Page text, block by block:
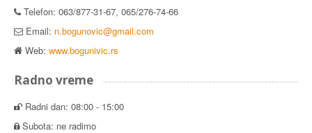
Telefon: 063/877-31-67, 065/276-74-66
Email: n.bogunovic@gmail.com
Web: www.bogunivic.rs
Radno vreme
Radni dan: 08:00 - 15:00
Subota: ne radimo